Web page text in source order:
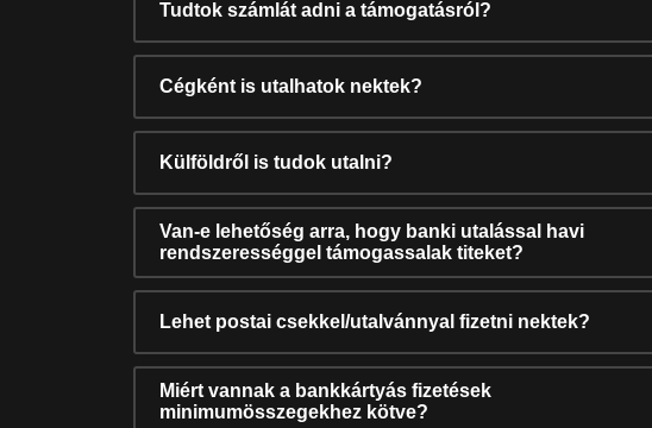
Tudtok számlát adni a támogatásról?
Cégként is utalhatok nektek?
Külföldről is tudok utalni?
Van-e lehetőség arra, hogy banki utalással havi
rendszerességgel támogassalak titeket?
Lehet postai csekkel/utalvánnyal fizetni nektek?
Miért vannak a bankkártyás fizetések
minimumösszegekhez kötve?